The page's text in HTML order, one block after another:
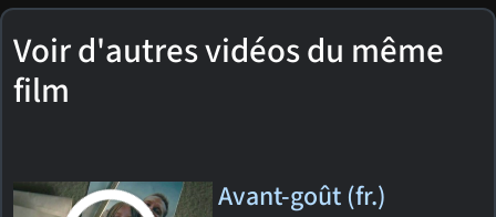
Voir d'autres vidéos du même
film
Avant-goût (fr.)